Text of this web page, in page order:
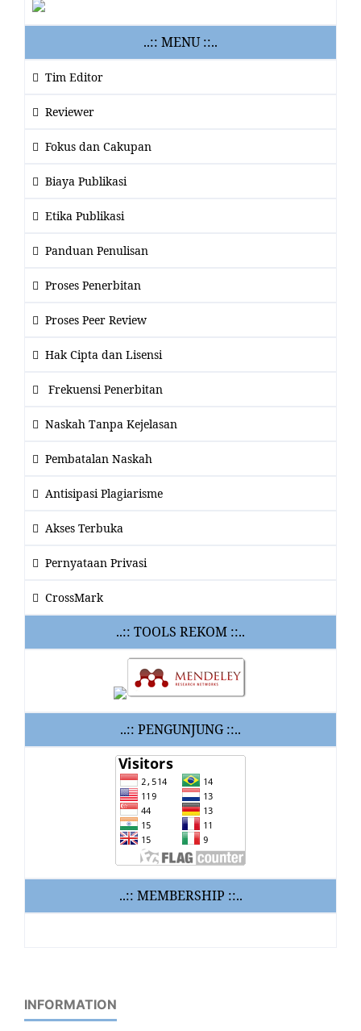
..:: MENU ::..
Tim Editor
Reviewer
Fokus dan Cakupan
Biaya Publikasi
Etika Publikasi
Panduan Penulisan
Proses Penerbitan
Proses Peer Review
Hak Cipta dan Lisensi
Frekuensi Penerbitan
Naskah Tanpa Kejelasan
Pembatalan Naskah
Antisipasi Plagiarisme
Akses Terbuka
Pernyataan Privasi
CrossMark
..:: TOOLS REKOM ::..
..:: PENGUNJUNG ::..
..:: MEMBERSHIP ::..
INFORMATION